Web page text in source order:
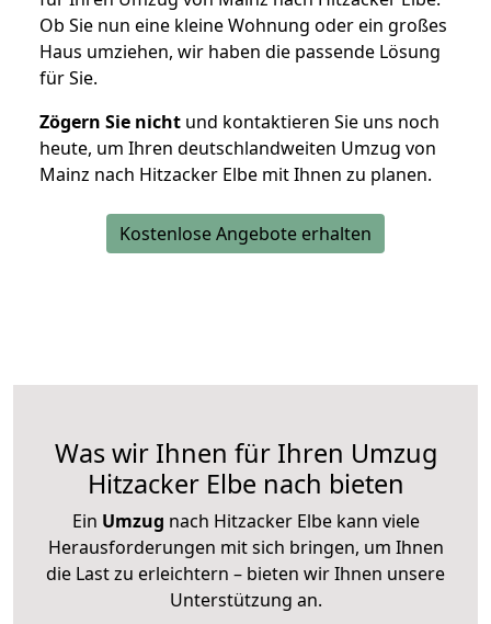
Ob Sie nun eine kleine Wohnung oder ein großes
Haus umziehen, wir haben die passende Lösung
für Sie.
Zögern Sie nicht und kontaktieren Sie uns noch
heute, um Ihren deutschlandweiten Umzug von
Mainz nach Hitzacker Elbe mit Ihnen zu planen.
Kostenlose Angebote erhalten
Was wir Ihnen für Ihren Umzug
Hitzacker Elbe nach bieten
Ein Umzug nach Hitzacker Elbe kann viele
Herausforderungen mit sich bringen, um Ihnen
die Last zu erleichtern – bieten wir Ihnen unsere
Unterstützung an.